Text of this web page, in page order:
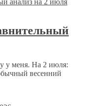
у меня. На 2 июля:
весенний